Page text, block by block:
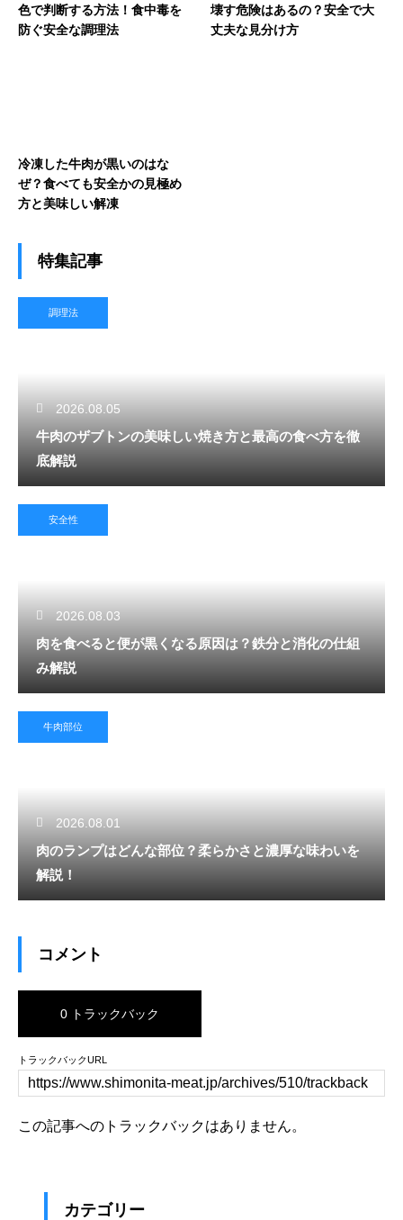
色で判断する方法！食中毒を
防ぐ安全な調理法
壊す危険はあるの？安全で大
丈夫な見分け方
冷凍した牛肉が黒いのはな
ぜ？食べても安全かの見極め
方と美味しい解凍
特集記事
調理法
2026.08.05
牛肉のザブトンの美味しい焼き方と最高の食べ方を徹
底解説
安全性
2026.08.03
肉を食べると便が黒くなる原因は？鉄分と消化の仕組
み解説
牛肉部位
2026.08.01
肉のランプはどんな部位？柔らかさと濃厚な味わいを
解説！
コメント
0 トラックバック
トラックバックURL
この記事へのトラックバックはありません。
カテゴリー